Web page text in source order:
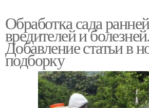
Обработка сада
вредителей и
Добавление статьи в
подборку